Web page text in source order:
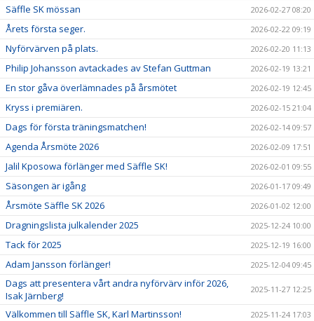
Säffle SK mössan 2026-02-27 08:20
Årets första seger. 2026-02-22 09:19
Nyförvärven på plats. 2026-02-20 11:13
Philip Johansson avtackades av Stefan Guttman 2026-02-19 13:21
En stor gåva överlämnades på årsmötet 2026-02-19 12:45
Kryss i premiären. 2026-02-15 21:04
Dags för första träningsmatchen! 2026-02-14 09:57
Agenda Årsmöte 2026 2026-02-09 17:51
Jalil Kposowa förlänger med Säffle SK! 2026-02-01 09:55
Säsongen är igång 2026-01-17 09:49
Årsmöte Säffle SK 2026 2026-01-02 12:00
Dragningslista julkalender 2025 2025-12-24 10:00
Tack för 2025 2025-12-19 16:00
Adam Jansson förlänger! 2025-12-04 09:45
Dags att presentera vårt andra nyförvärv inför 2026,
Isak Järnberg!
2025-11-27 12:25
Välkommen till Säffle SK, Karl Martinsson! 2025-11-24 17:03